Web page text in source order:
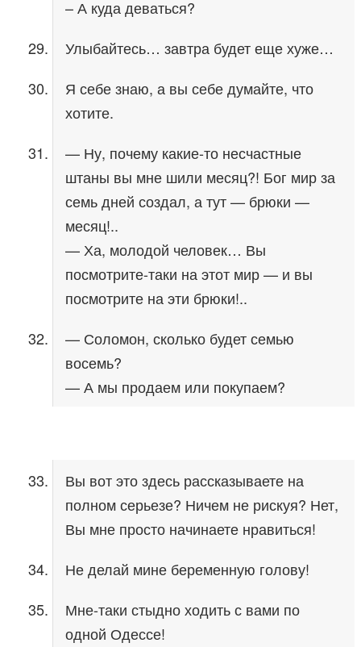
– А куда деваться?
Улыбайтесь… завтра будет еще хуже…
Я себе знаю, а вы себе думайте, что
хотите.
— Ну, почему какие-то несчастные
штаны вы мне шили месяц?! Бог мир за
семь дней создал, а тут — брюки —
месяц!..
— Ха, молодой человек… Вы
посмотрите-таки на этот мир — и вы
посмотрите на эти брюки!..
— Соломон, сколько будет семью
восемь?
— А мы продаем или покупаем?
Вы вот это здесь рассказываете на
полном серьезе? Ничем не рискуя? Нет,
Вы мне просто начинаете нравиться!
Не делай мине беременную голову!
Мне-таки стыдно ходить с вами по
одной Одессе!